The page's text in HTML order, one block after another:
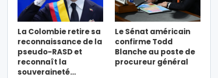
La Colombie retire sa
reconnaissance de la
pseudo-RASD et
reconnaît la
souveraineté…
Le Sénat américain
confirme Todd
Blanche au poste de
procureur général